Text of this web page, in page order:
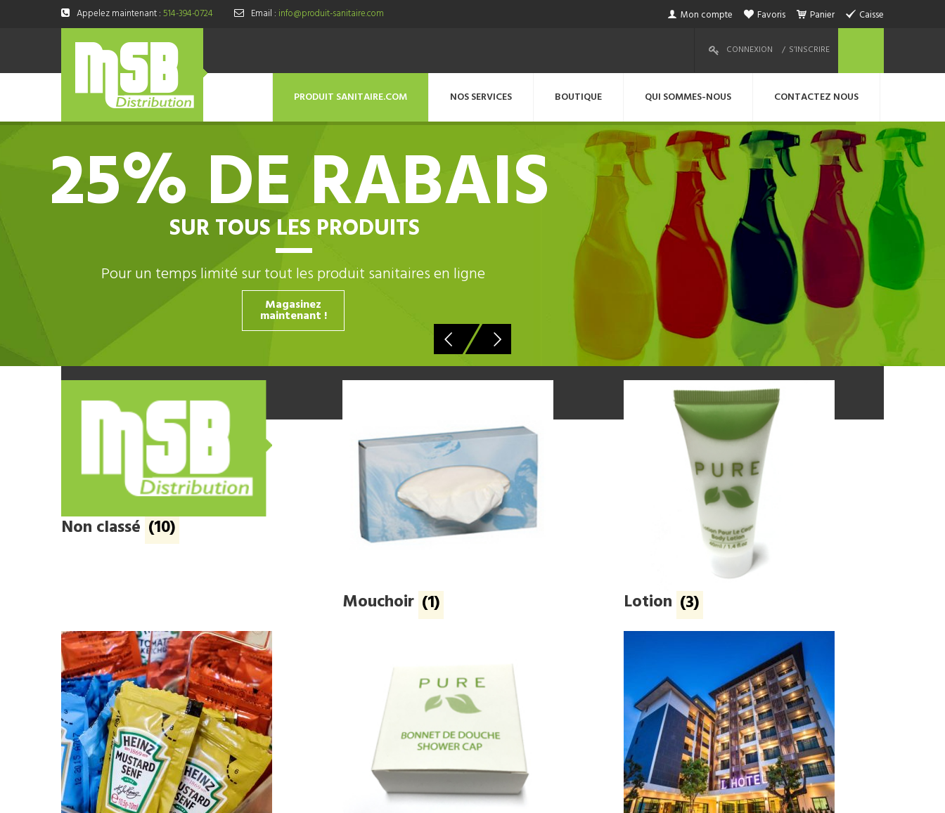
Appelez maintenant :514-394-0724 Email : info@produit-sanitaire.com Mon compte Favoris Panier Caisse
CONNEXION S’INSCRIRE
PRODUIT SANITAIRE.COM NOS SERVICES BOUTIQUE QUI SOMMES-NOUS CONTACTEZ NOUS
5% DE RABAIS
Non classé (10)
Mouchoir (1) Lotion (3)